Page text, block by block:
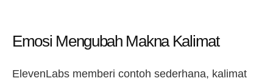
Emosi Mengubah Makna Kalimat
ElevenLabs memberi contoh sederhana, kalimat